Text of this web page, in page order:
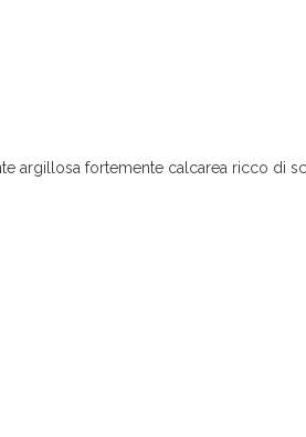
argillosa fortemente calcarea ricco di